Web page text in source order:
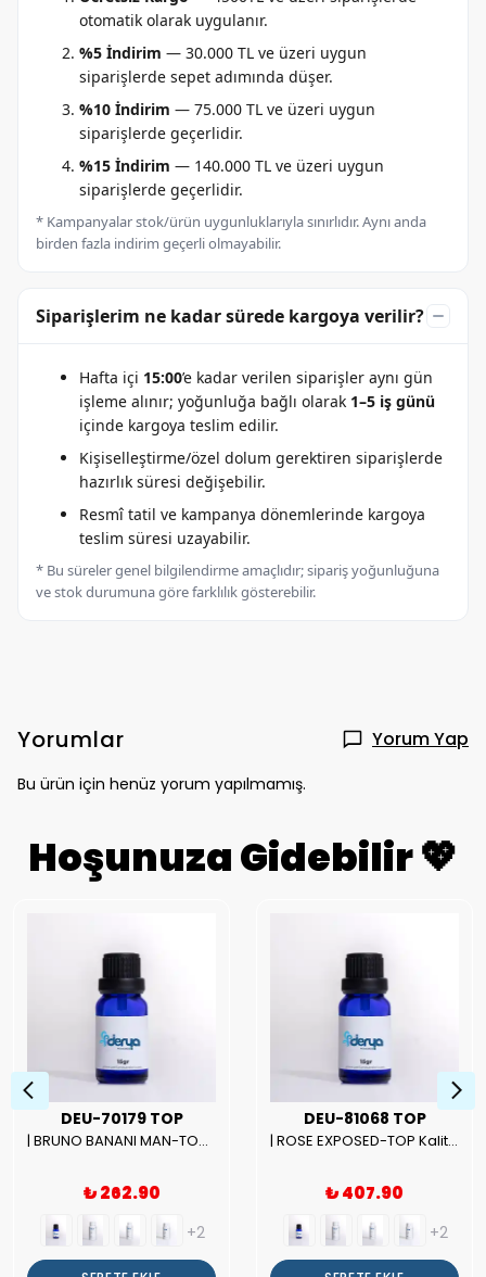
otomatik olarak uygulanır.
%5 İndirim — 30.000 TL ve üzeri uygun
siparişlerde sepet adımında düşer.
%10 İndirim — 75.000 TL ve üzeri uygun
siparişlerde geçerlidir.
%15 İndirim — 140.000 TL ve üzeri uygun
siparişlerde geçerlidir.
* Kampanyalar stok/ürün uygunluklarıyla sınırlıdır. Aynı anda
birden fazla indirim geçerli olmayabilir.
Siparişlerim ne kadar sürede kargoya verilir?
Hafta içi 15:00’e kadar verilen siparişler aynı gün
işleme alınır; yoğunluğa bağlı olarak 1–5 iş günü
içinde kargoya teslim edilir.
Kişiselleştirme/özel dolum gerektiren siparişlerde
hazırlık süresi değişebilir.
Resmî tatil ve kampanya dönemlerinde kargoya
teslim süresi uzayabilir.
* Bu süreler genel bilgilendirme amaçlıdır; sipariş yoğunluğuna
ve stok durumuna göre farklılık gösterebilir.
Yorumlar Yorum Yap
Bu ürün için henüz yorum yapılmamış.
Hoşunuza Gidebilir 💖
DEU-70179 TOP
| BRUNO BANANI MAN-TOP Kalite Erkek Parfüm Esansı.|
₺ 262.90
+2
DEU-81068 TOP
| ROSE EXPOSED-TOP Kalite Unısex Parfüm Esansı.|
₺ 407.90
+2